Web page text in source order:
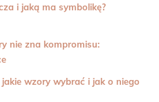
i jaką ma symbolikę?
nie zna kompromisu:
wzory wybrać i jak o niego